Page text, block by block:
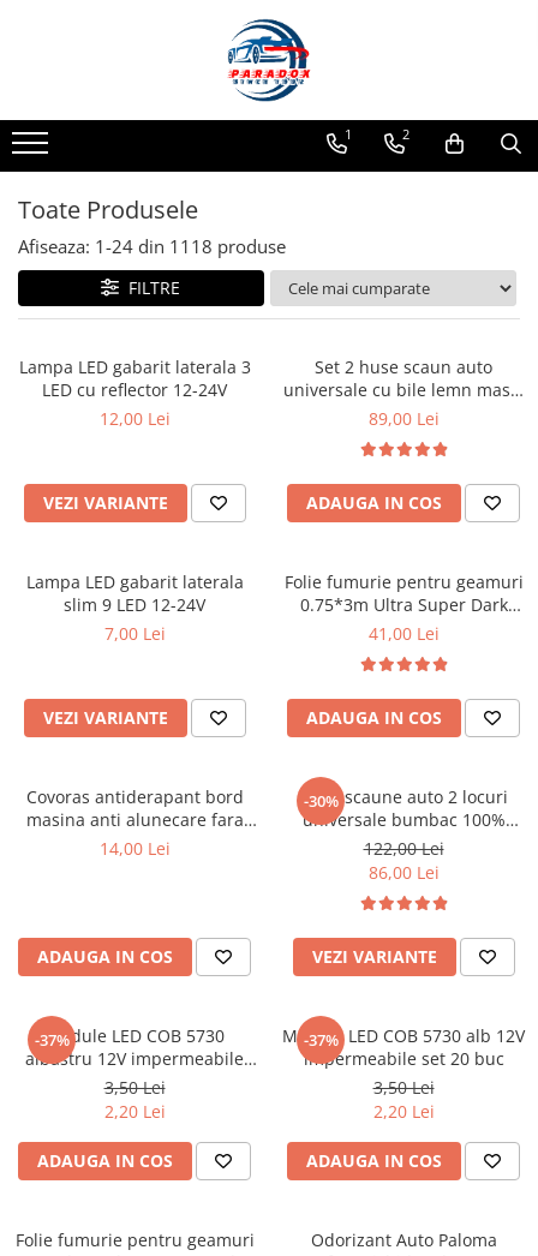
ACCESORII AUTO
Abtibild / Sticker Auto
Baby on Board
Limitare de viteza
Semn incepator
Accesorii Curatare Auto
Accesorii Sezon Rece
Banda Reflectorizanta
Brelocuri Auto Metalice Chei
Capace Prezoane
Carcasa cheie Bmw
Carcasa Cheie Ford
Carcasa Cheie Hyundai
Carcasa Cheie Peugeot
Carcasa Cheie Renault
Carcasa Cheie Toyota
Carcasa Cheie Volkswagen
Cotiere Auto
Huse Volan Auto
Huse Volan din Piele Ecologica
1 2
Toate Produsele
Afiseaza: 1-24 din 1118 produse
FILTRE
Lampa LED gabarit laterala 3
LED cu reflector 12-24V
12,00 Lei
VEZI VARIANTE
Set 2 huse scaun auto
universale cu bile lemn masaj
128x40 cm
89,00 Lei
ADAUGA IN COS
Lampa LED gabarit laterala
slim 9 LED 12-24V
7,00 Lei
VEZI VARIANTE
Folie fumurie pentru geamuri
0.75*3m Ultra Super Dark
Black 1%
41,00 Lei
ADAUGA IN COS
Covoras antiderapant bord
masina anti alunecare fara
lipire
14,00 Lei
ADAUGA IN COS
-30%
Huse scaune auto 2 locuri
universale bumbac 100%
pentru scaune fata masina
122,00 Lei
86,00 Lei
VEZI VARIANTE
-37%
Module LED COB 5730
albastru 12V impermeabile
set 20 buc
3,50 Lei
2,20 Lei
ADAUGA IN COS
-37%
Module LED COB 5730 alb 12V
impermeabile set 20 buc
3,50 Lei
2,20 Lei
ADAUGA IN COS
Folie fumurie pentru geamuri
Odorizant Auto Paloma